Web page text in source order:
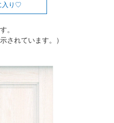
り
。
されています。）